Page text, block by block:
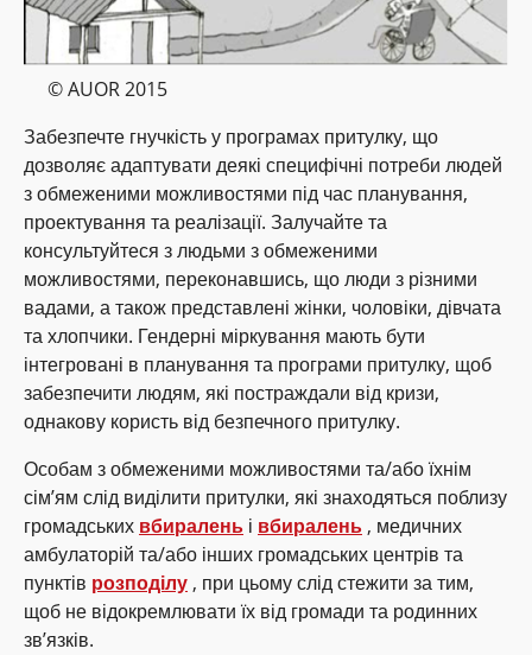
© AUOR 2015
Забезпечте гнучкість у програмах притулку, що
дозволяє адаптувати деякі специфічні потреби людей
з обмеженими можливостями під час планування,
проектування та реалізації. Залучайте та
консультуйтеся з людьми з обмеженими
можливостями, переконавшись, що люди з різними
вадами, а також представлені жінки, чоловіки, дівчата
та хлопчики. Гендерні міркування мають бути
інтегровані в планування та програми притулку, щоб
забезпечити людям, які постраждали від кризи,
однакову користь від безпечного притулку.
Особам з обмеженими можливостями та/або їхнім
сім’ям слід виділити притулки, які знаходяться поблизу
громадських вбиралень і вбиралень , медичних
амбулаторій та/або інших громадських центрів та
пунктів розподілу , при цьому слід стежити за тим,
щоб не відокремлювати їх від громади та родинних
зв’язків.